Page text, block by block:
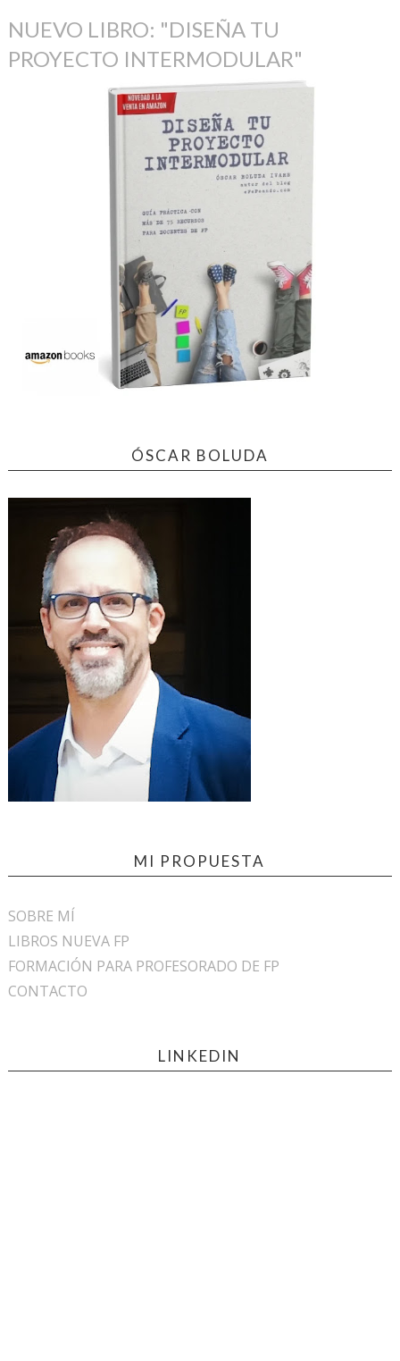
NUEVO LIBRO: "DISEÑA TU
PROYECTO INTERMODULAR"
ÓSCAR BOLUDA
MI PROPUESTA
SOBRE MÍ
LIBROS NUEVA FP
FORMACIÓN PARA PROFESORADO DE FP
CONTACTO
LINKEDIN